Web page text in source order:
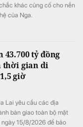
khác củng cố cho nền
của Nga.
tỷ đồng
thời gian di
giờ
Lai yêu cầu các địa
bàn giao toàn bộ mặt
ngày 15/8/2026 để bảo